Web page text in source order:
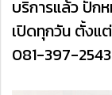
บริการแล้ว ปัก
เปิดทุกวัน ตั้งแ
081-397-2543